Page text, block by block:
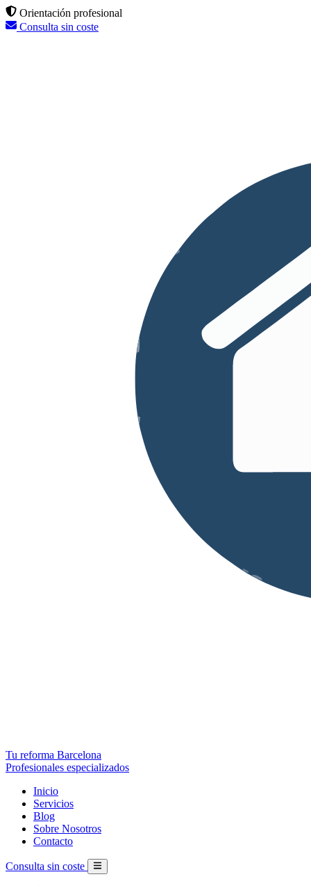
Orientación profesional
Consulta sin coste
Tu reforma Barcelona
Profesionales especializados
Inicio
Servicios
Blog
Sobre Nosotros
Contacto
Consulta sin coste